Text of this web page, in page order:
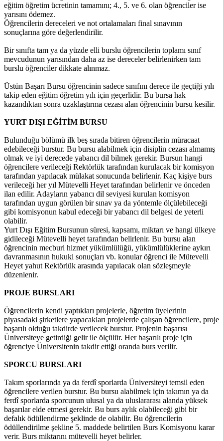
eğitim öğretim ücretinin tamamını; 4., 5. ve 6. olan öğrenciler ise
yarısını ödemez.
Öğrencilerin dereceleri ve not ortalamaları final sınavının
sonuçlarına göre değerlendirilir.
Bir sınıfta tam ya da yüzde elli burslu öğrencilerin toplamı sınıf
mevcudunun yarısından daha az ise dereceler belirlenirken tam
burslu öğrenciler dikkate alınmaz.
Üstün Başarı Bursu öğrencinin sadece sınıfını derece ile geçtiği yılı
takip eden eğitim öğretim yılı için geçerlidir. Bu bursa hak
kazandıktan sonra uzaklaştırma cezası alan öğrencinin bursu kesilir.
YURT DIŞI EĞİTİM BURSU
Bulunduğu bölümü ilk beş sırada bitiren öğrencilerin müracaat
edebileceği burstur. Bu bursu alabilmek için disiplin cezası almamış
olmak ve iyi derecede yabancı dil bilmek gerekir. Bursun hangi
öğrencilere verileceği Rektörlük tarafından kurulacak bir komisyon
tarafından yapılacak mülakat sonucunda belirlenir. Kaç kişiye burs
verileceği her yıl Mütevelli Heyet tarafından belirlenir ve önceden
ilan edilir. Adayların yabancı dil seviyesi kurulan komisyon
tarafından uygun görülen bir sınav ya da yöntemle ölçülebileceği
gibi komisyonun kabul edeceği bir yabancı dil belgesi de yeterli
olabilir.
Yurt Dışı Eğitim Bursunun süresi, kapsamı, miktarı ve hangi ülkeye
gidileceği Mütevelli heyet tarafından belirlenir. Bu bursu alan
öğrencinin mecburi hizmet yükümlülüğü, yükümlülüklerine aykırı
davranmasının hukuki sonuçları vb. konular öğrenci ile Mütevelli
Heyet yahut Rektörlük arasında yapılacak olan sözleşmeyle
düzenlenir.
PROJE BURSLARI
Öğrencilerin kendi yaptıkları projelerle, öğretim üyelerinin
piyasadaki şirketlere yapacakları projelerde çalışan öğrencilere, proje
başarılı olduğu takdirde verilecek burstur. Projenin başarısı
Üniversiteye getirdiği gelir ile ölçülür. Her başarılı proje için
öğrenciye Üniversitenin takdir ettiği oranda burs verilir.
SPORCU BURSLARI
Takım sporlarında ya da ferdî sporlarda Üniversiteyi temsil eden
öğrencilere verilen burstur. Bu bursu alabilmek için takımın ya da
ferdî sporlarda sporcunun ulusal ya da uluslararası alanda yüksek
başarılar elde etmesi gerekir. Bu burs aylık olabileceği gibi bir
defalık ödüllendirme şeklinde de olabilir. Bu öğrencilerin
ödüllendirilme şekline 5. maddede belirtilen Burs Komisyonu karar
verir. Burs miktarını mütevelli heyet belirler.